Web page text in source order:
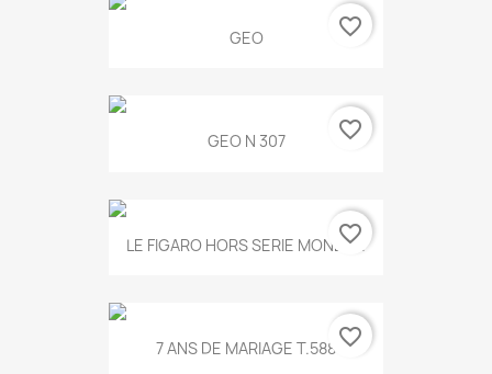
GEO favorite_border
GEO N 307 favorite_border
LE FIGARO HORS SERIE MONET...
favorite_border
7 ANS DE MARIAGE T.588 favorite_border